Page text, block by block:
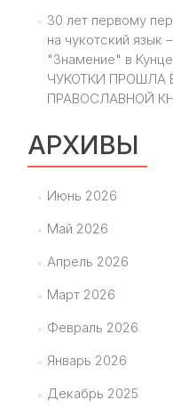
30 лет первому
на чукотский
"Знамение" в
ЧУКОТКИ
ПРАВОСЛАВНОЙ
АРХИВЫ
Июнь 2026
Май 2026
Апрель 2026
Март 2026
Февраль 2026
Январь 2026
Декабрь 2025